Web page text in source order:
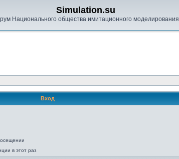
Simulation.su
Национального общества имитационного моделирования
Вход
в этот раз